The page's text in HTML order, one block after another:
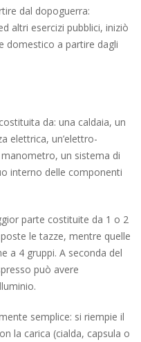
dal dopoguerra:
altri esercizi pubblici, iniziò
domestico a partire dagli
da: una caldaia, un
elettrica, un’elettro-
un sistema di
interno delle componenti
parte costituite da 1 o 2
le tazze, mentre quelle
a 4 gruppi. A seconda del
può avere
semplice: si riempie il
la carica (cialda, capsula o